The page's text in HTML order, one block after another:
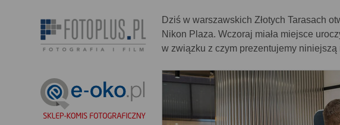
Dziś w warszawskich Złotych Tarasach
Nikon Plaza. Wczoraj miała miejsce
w związku z czym prezentujemy niniejszą